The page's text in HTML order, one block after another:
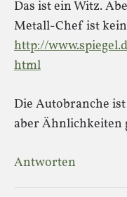
Das ist ein Witz.
Metall-Chef ist
http://
html
Die Autobranche
aber Ähnlichkeiten
Antworten